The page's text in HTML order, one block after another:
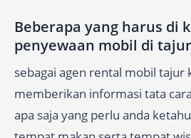
Beberapa yang harus di
penyewaan mobil di tajur
sebagai agen rental mobil tajur
memberikan informasi tata
apa saja yang perlu anda